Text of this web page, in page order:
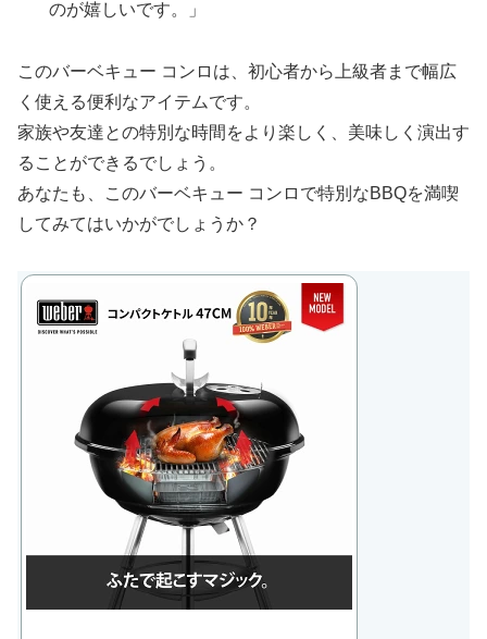
のが嬉しいです。」
このバーベキュー コンロは、初心者から上級者まで幅広
く使える便利なアイテムです。
家族や友達との特別な時間をより楽しく、美味しく演出す
ることができるでしょう。
あなたも、このバーベキュー コンロで特別なBBQを満喫
してみてはいかがでしょうか？